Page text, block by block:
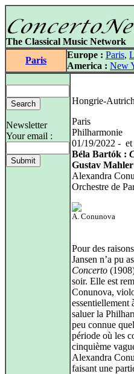
The Classical Music Network
Paris
Europe : Paris,
America : New
Newsletter
Your email :
Hongrie-
Paris
Philharmonie
01/19/2022 -
Béla Bartók :
Gustav
Alexandra
Orchestre de
A. Conunova
Pour des
Jansen n’a pu
Concerto
soir. Elle est
Conunova,
essentiellement
saluer la
peu connue
période où les
cinquième
Alexandra
faisant une